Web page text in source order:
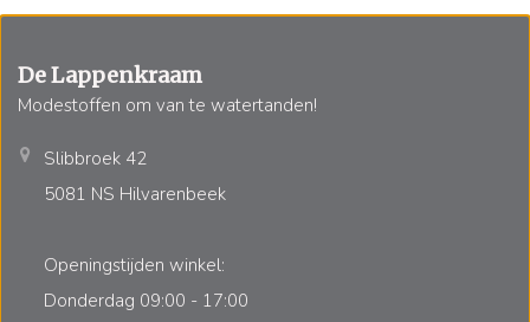
De Lappenkraam
Modestoffen om van te watertanden!
Slibbroek 42
5081 NS Hilvarenbeek
Openingstijden winkel:
Donderdag 09:00 - 17:00